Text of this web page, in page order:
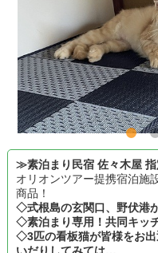
≫素泊まり民宿 佐々木屋
オリオンツアー提携宿泊施
商品！
◇式根島の玄関口、野伏港
◇素泊まり専用！共同キッ
◇3匹の看板猫が皆様をお